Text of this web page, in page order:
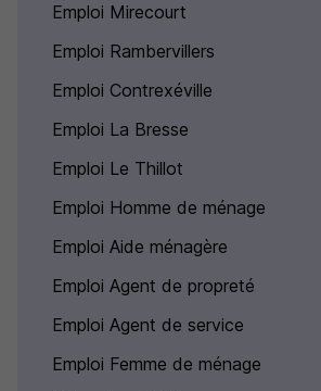
Emploi Mirecourt
Emploi Rambervillers
Emploi Contrexéville
Emploi La Bresse
Emploi Le Thillot
Emploi Homme de ménage
Emploi Aide ménagère
Emploi Agent de propreté
Emploi Agent de service
Emploi Femme de ménage